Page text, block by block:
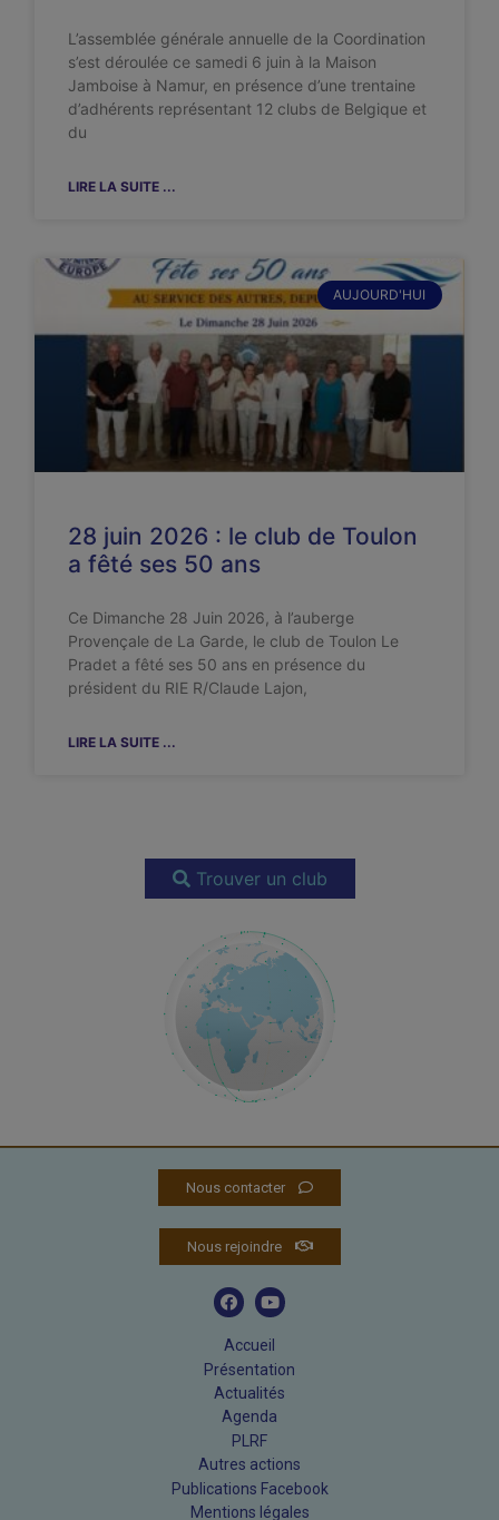
L’assemblée générale annuelle de la Coordination
s’est déroulée ce samedi 6 juin à la Maison
Jamboise à Namur, en présence d’une trentaine
d’adhérents représentant 12 clubs de Belgique et
du
LIRE LA SUITE ...
AUJOURD'HUI
28 juin 2026 : le club de Toulon
a fêté ses 50 ans
Ce Dimanche 28 Juin 2026, à l’auberge
Provençale de La Garde, le club de Toulon Le
Pradet a fêté ses 50 ans en présence du
président du RIE R/Claude Lajon,
LIRE LA SUITE ...
Trouver un club
Nous contacter
Nous rejoindre
Accueil
Présentation
Actualités
Agenda
PLRF
Autres actions
Publications Facebook
Mentions légales